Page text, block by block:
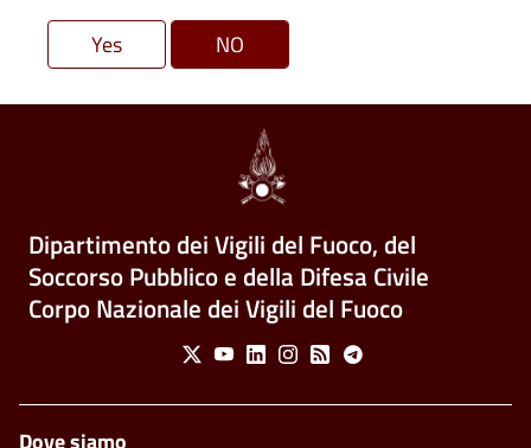
Dipartimento dei Vigili del Fuoco, del
Soccorso Pubblico e della Difesa Civile
Corpo Nazionale dei Vigili del Fuoco
Social Menu
X YoutubeLinkedinInstagram
Feed Telegram
Dove siamo